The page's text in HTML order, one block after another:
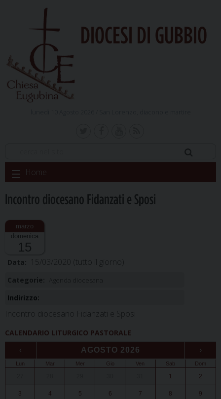
DIOCESI DI GUBBIO
Skip
to
Home
Incontro diocesano Fidanzati e Sposi
domenica
15
Data: 15/03/2020 (tutto il giorno)
Categorie:
Indirizzo:
Incontro diocesano Fidanzati e Sposi
CALENDARIO LITURGICO PASTORALE
‹ AGOSTO 2026 ›
Lun Mar Mer Gio Ven Sab Dom
1 2
3 4 5 6 7 8 9